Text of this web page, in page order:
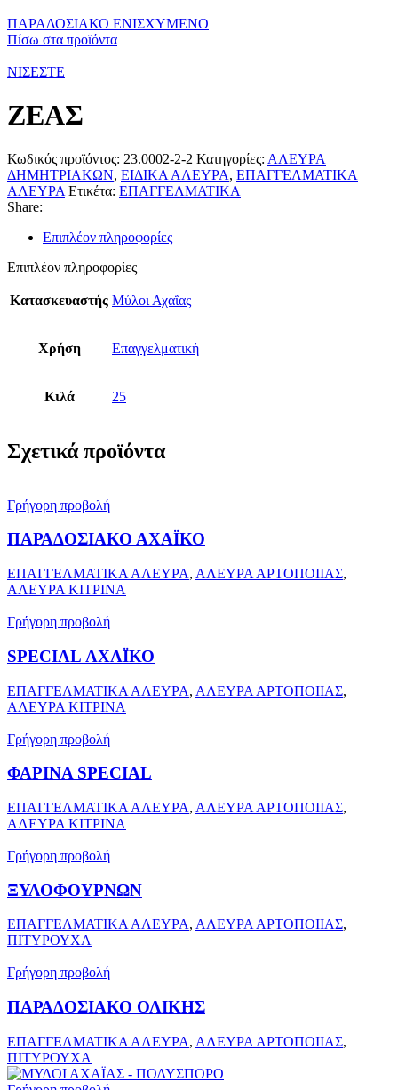
ΠΑΡΑΔΟΣΙΑΚΟ ΕΝΙΣΧΥΜΕΝΟ
Πίσω στα προϊόντα
ΝΙΣΕΣΤΕ
ΖΕΑΣ
Κωδικός προϊόντος: 23.0002-2-2 Κατηγορίες: ΑΛΕΥΡΑ
ΔΗΜΗΤΡΙΑΚΩΝ, ΕΙΔΙΚΑ ΑΛΕΥΡΑ, ΕΠΑΓΓΕΛΜΑΤΙΚΑ
ΑΛΕΥΡΑ Ετικέτα: ΕΠΑΓΓΕΛΜΑΤΙΚΑ
Share:
Επιπλέον πληροφορίες
Επιπλέον πληροφορίες
Κατασκευαστής Μύλοι Αχαΐας
Χρήση Επαγγελματική
Κιλά 25
Σχετικά προϊόντα
Γρήγορη προβολή
ΠΑΡΑΔΟΣΙΑΚΟ ΑΧΑΪΚΟ
ΕΠΑΓΓΕΛΜΑΤΙΚΑ ΑΛΕΥΡΑ, ΑΛΕΥΡΑ ΑΡΤΟΠΟΙΙΑΣ,
ΑΛΕΥΡΑ ΚΙΤΡΙΝΑ
Γρήγορη προβολή
SPECIAL ΑΧΑΪΚΟ
ΕΠΑΓΓΕΛΜΑΤΙΚΑ ΑΛΕΥΡΑ, ΑΛΕΥΡΑ ΑΡΤΟΠΟΙΙΑΣ,
ΑΛΕΥΡΑ ΚΙΤΡΙΝΑ
Γρήγορη προβολή
ΦΑΡΙΝΑ SPECIAL
ΕΠΑΓΓΕΛΜΑΤΙΚΑ ΑΛΕΥΡΑ, ΑΛΕΥΡΑ ΑΡΤΟΠΟΙΙΑΣ,
ΑΛΕΥΡΑ ΚΙΤΡΙΝΑ
Γρήγορη προβολή
ΞΥΛΟΦΟΥΡΝΩΝ
ΕΠΑΓΓΕΛΜΑΤΙΚΑ ΑΛΕΥΡΑ, ΑΛΕΥΡΑ ΑΡΤΟΠΟΙΙΑΣ,
ΠΙΤΥΡΟΥΧΑ
Γρήγορη προβολή
ΠΑΡΑΔΟΣΙΑΚΟ ΟΛΙΚΗΣ
ΕΠΑΓΓΕΛΜΑΤΙΚΑ ΑΛΕΥΡΑ, ΑΛΕΥΡΑ ΑΡΤΟΠΟΙΙΑΣ,
ΠΙΤΥΡΟΥΧΑ